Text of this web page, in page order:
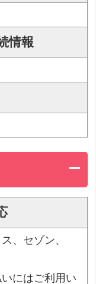
情報
、セゾン、
にはご利用い